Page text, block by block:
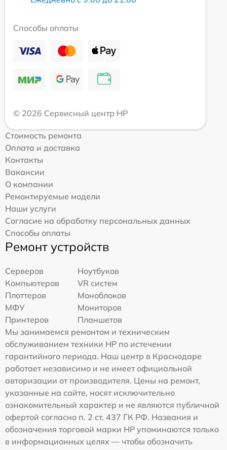
Способы оплаты
© 2026 Сервисный центр HP
Стоимость ремонта
Оплата и доставка
Контакты
Вакансии
О компании
Ремонтируемые модели
Наши услуги
Согласие на обработку персональных данных
Способы оплаты
Ремонт устройств
Серверов
Ноутбуков
Компьютеров
VR систем
Плоттеров
Моноблоков
МФУ
Мониторов
Принтеров
Планшетов
Мы занимаемся ремонтом и техническим
обслуживанием техники HP по истечении
гарантийного периода. Наш центр в Краснодаре
работает независимо и не имеет официальной
авторизации от производителя. Цены на ремонт,
указанные на сайте, носят исключительно
ознакомительный характер и не являются публичной
офертой согласно п. 2 ст. 437 ГК РФ. Названия и
обозначения торговой марки HP упоминаются только
в информационных целях — чтобы обозначить